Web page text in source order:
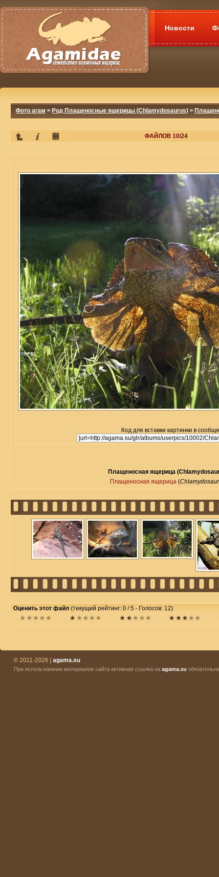
Новости
Фото агам > Род Плащеносные ящерицы (Chlamydosaurus) >
ФАЙЛОВ 10/24
Код для вставки картинки в
Плащеносная ящерица
Плащеносная ящерица (
Оценить этот файл (текущий рейтинг: 0 / 5 - Голосов: 12)
© 2011-2026 | agama.su
При использовании материалов сайта активная ссылка на agama.su